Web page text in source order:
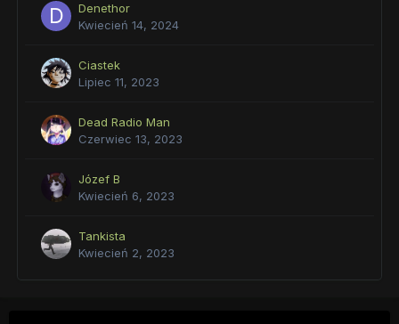
Denethor
Kwiecień 14, 2024
Ciastek
Lipiec 11, 2023
Dead Radio Man
Czerwiec 13, 2023
Józef B
Kwiecień 6, 2023
Tankista
Kwiecień 2, 2023